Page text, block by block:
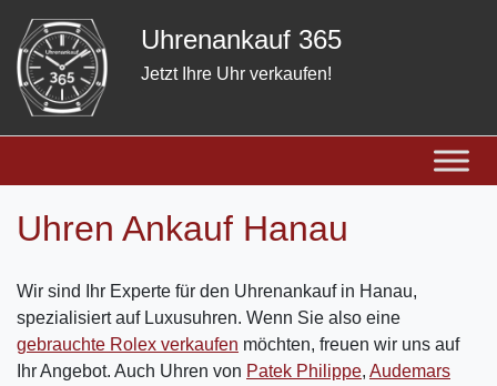
content
Uhrenankauf 365
Jetzt Ihre Uhr verkaufen!
Uhren Ankauf Hanau
Wir sind Ihr Experte für den Uhrenankauf in Hanau,
spezialisiert auf Luxusuhren. Wenn Sie also eine
gebrauchte Rolex verkaufen möchten, freuen wir uns auf
Ihr Angebot. Auch Uhren von Patek Philippe, Audemars